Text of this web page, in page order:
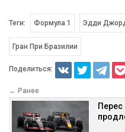
Теги: Формула 1 Эдди
Гран При Бразилии
Поделиться:
← Ранее